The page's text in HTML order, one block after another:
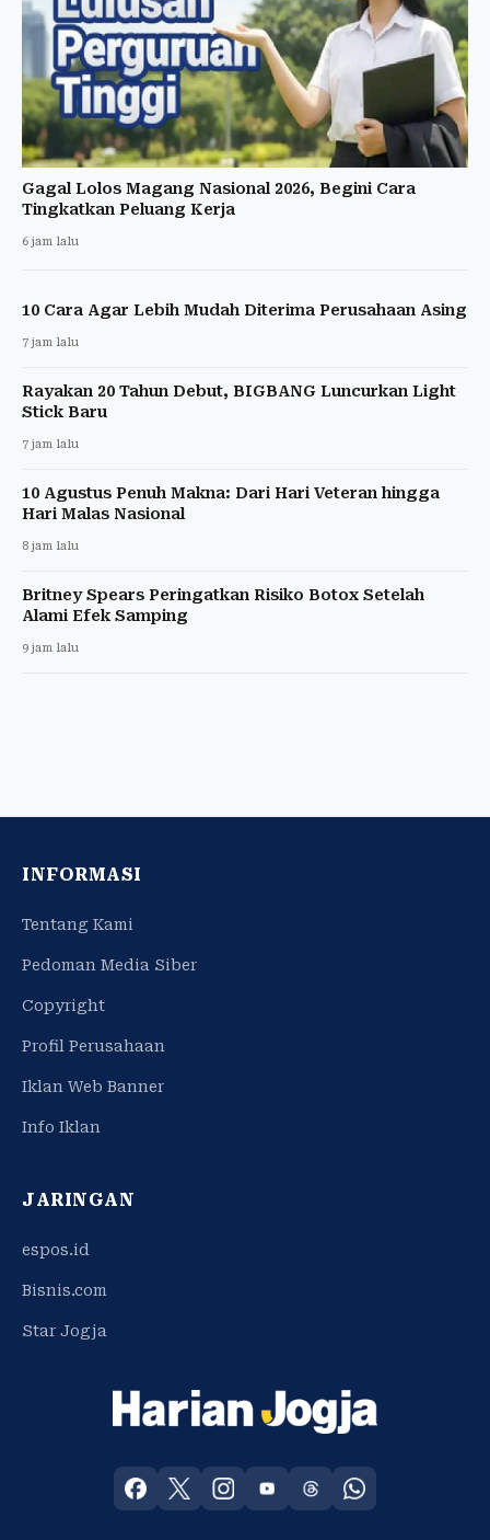
Gagal Lolos Magang Nasional 2026, Begini Cara
Tingkatkan Peluang Kerja
6 jam lalu
10 Cara Agar Lebih Mudah Diterima Perusahaan Asing
7 jam lalu
Rayakan 20 Tahun Debut, BIGBANG Luncurkan Light
Stick Baru
7 jam lalu
10 Agustus Penuh Makna: Dari Hari Veteran hingga
Hari Malas Nasional
8 jam lalu
Britney Spears Peringatkan Risiko Botox Setelah
Alami Efek Samping
9 jam lalu
INFORMASI
Tentang Kami
Pedoman Media Siber
Copyright
Profil Perusahaan
Iklan Web Banner
Info Iklan
JARINGAN
espos.id
Bisnis.com
Star Jogja